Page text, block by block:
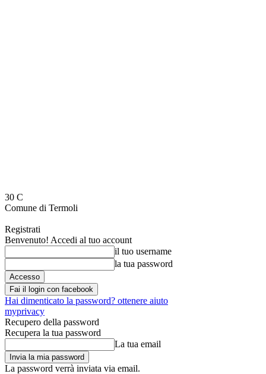
30 C
Comune di Termoli
Registrati
Benvenuto! Accedi al tuo account
il tuo username
la tua password
Fai il login con facebook
Hai dimenticato la password? ottenere aiuto
myprivacy
Recupero della password
Recupera la tua password
La tua email
La password verrà inviata via email.